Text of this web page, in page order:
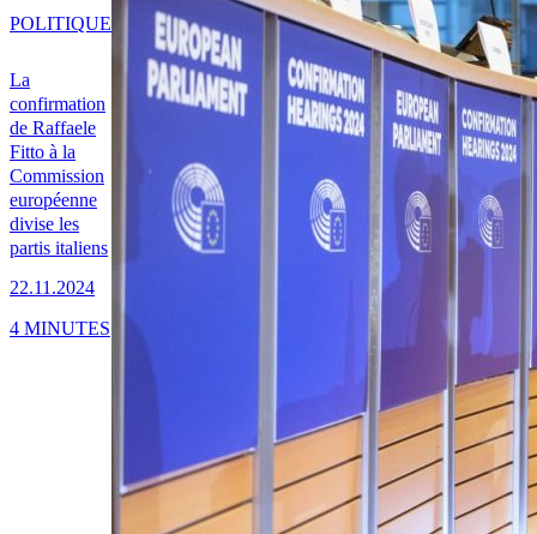
La
confirmation
de Raffaele
Fitto à la
Commission
européenne
divise les
partis italiens
22.11.2024
POLITIQUE
4 MINUTES